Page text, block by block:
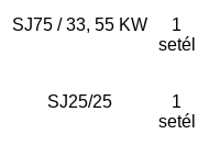
SJ75 / 33, 55 KW
1
setél
SJ25/25
1
setél